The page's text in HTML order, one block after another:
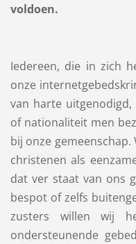
voldoen.
Iedereen, die in zich
onze
van harte
of nationaliteit men
bij onze
christenen als
dat ver staat van ons
bespot of zelfs
zusters willen wij
ondersteunende